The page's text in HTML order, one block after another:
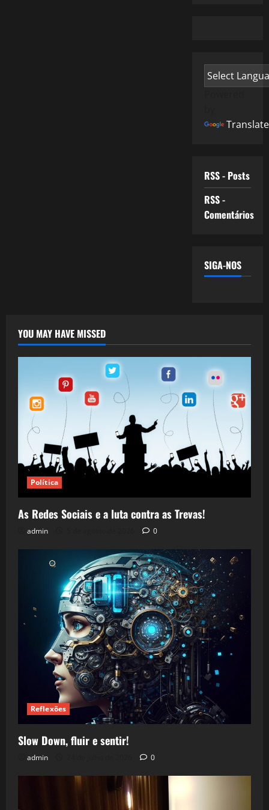
Translate
RSS - Posts
RSS -
Comentários
SIGA-NOS
YOU MAY HAVE MISSED
Política
As Redes Sociais e a luta contra as Trevas!
admin 0
Reflexões
Slow Down, fluir e sentir!
admin 0